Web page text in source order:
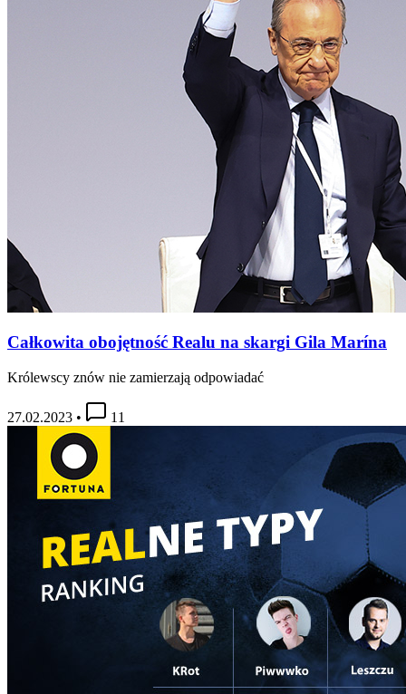
Całkowita obojętność Realu na skargi Gila Marína
Królewscy znów nie zamierzają odpowiadać
27.02.2023 • 11